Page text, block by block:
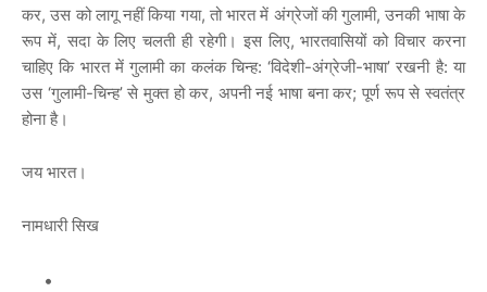
कर, उस को लागू नहीं किया गया, तो भारत में अंग्रेजों की गुलामी, उनकी भाषा के
रूप में, सदा के लिए चलती ही रहेगी। इस लिए, भारतवासियों को विचार करना
चाहिए कि भारत में गुलामी का कलंक चिन्ह: ‘विदेशी-अंग्रेजी-भाषा’ रखनी है: या
उस ‘गुलामी-चिन्ह’ से मुक्त हो कर, अपनी नई भाषा बना कर; पूर्ण रूप से स्वतंत्र
होना है।
जय भारत।
नामधारी सिख